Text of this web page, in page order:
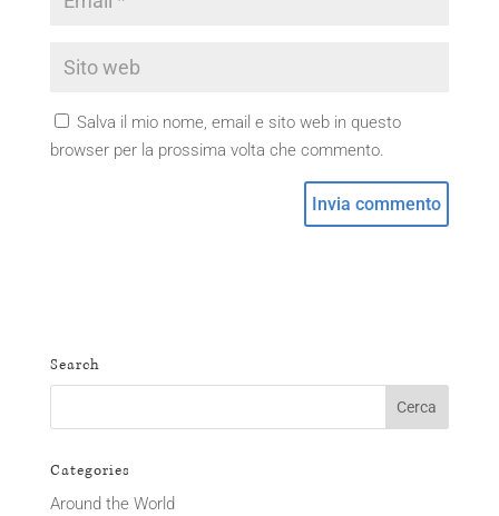
Salva il mio nome, email e sito web in questo
browser per la prossima volta che commento.
Search
Categories
Around the World